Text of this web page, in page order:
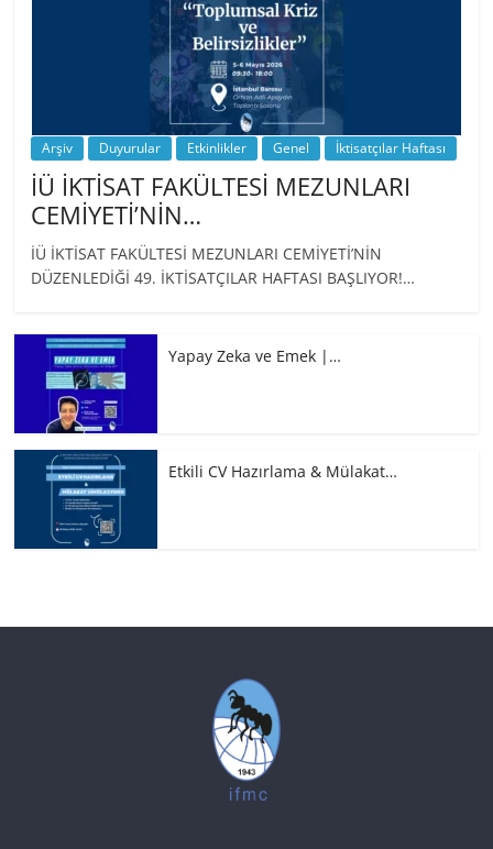
Arşiv Duyurular Etkinlikler Genel İktisatçılar Haftası
İÜ İKTİSAT FAKÜLTESİ MEZUNLARI
CEMİYETİ’NİN…
İÜ İKTİSAT FAKÜLTESİ MEZUNLARI CEMİYETİ’NİN
DÜZENLEDİĞİ 49. İKTİSATÇILAR HAFTASI BAŞLIYOR!…
Yapay Zeka ve Emek |…
Etkili CV Hazırlama & Mülakat…